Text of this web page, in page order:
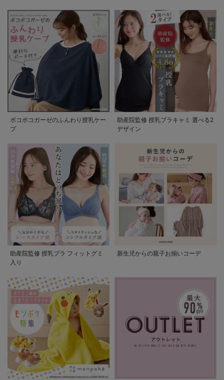
ポコポコガーゼのふんわり授乳ケー
プ
助産院監修 授乳ブラキャミ 選べる2
デザイン
助産院監修 授乳ブラ フィットグミ
入り
新生児からの親子お揃いコーデ